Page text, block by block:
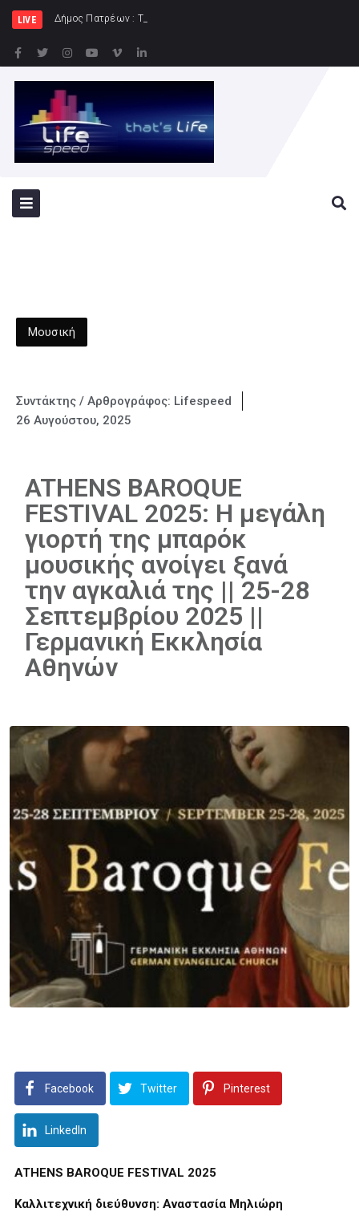
LIVE Δήμος Πατρέων : Τα παιδιά των Ημερήσιων
Μουσική
Συντάκτης / Αρθρογράφος: Lifespeed
26 Αυγούστου, 2025
ATHENS BAROQUE
FESTIVAL 2025: Η μεγάλη
γιορτή της μπαρόκ
μουσικής ανοίγει ξανά
την αγκαλιά της || 25-28
Σεπτεμβρίου 2025 ||
Γερμανική Εκκλησία
Αθηνών
Facebook Twitter Pinterest
LinkedIn
ATHENS BAROQUE FESTIVAL 2025
Καλλιτεχνική διεύθυνση: Αναστασία Μηλιώρη